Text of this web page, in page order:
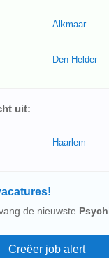
Alkmaar
Den Helder
uit:
Haarlem
de nieuwste